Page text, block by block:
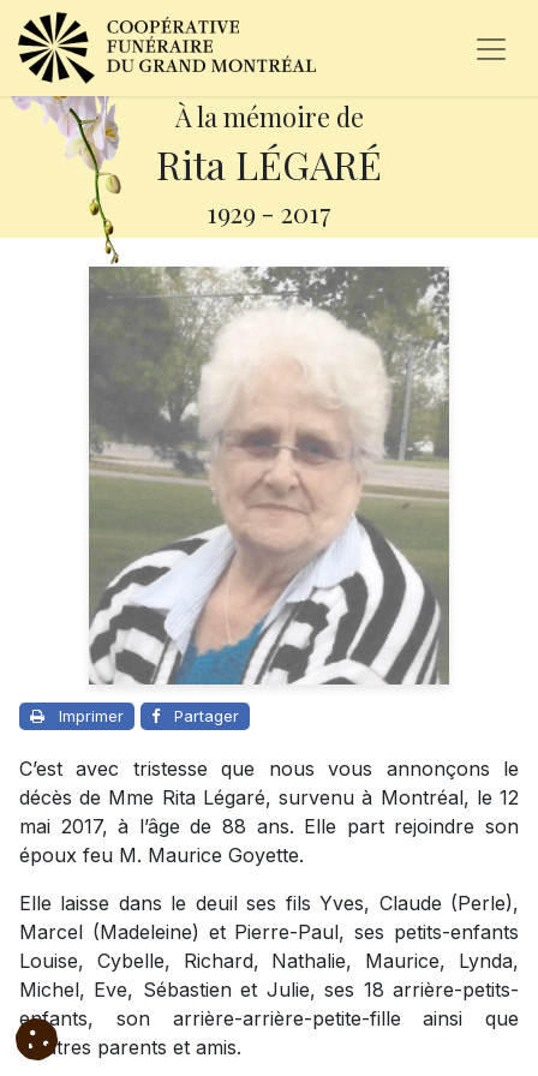
À la mémoire de
Rita LÉGARÉ
1929 - 2017
Imprimer Partager
C’est avec tristesse que nous vous annonçons le
décès de Mme Rita Légaré, survenu à Montréal, le 12
mai 2017, à l’âge de 88 ans. Elle part rejoindre son
époux feu M. Maurice Goyette.
Elle laisse dans le deuil ses fils Yves, Claude (Perle),
Marcel (Madeleine) et Pierre-Paul, ses petits-enfants
Louise, Cybelle, Richard, Nathalie, Maurice, Lynda,
Michel, Eve, Sébastien et Julie, ses 18 arrière-petits-
enfants, son arrière-arrière-petite-fille ainsi que
d’autres parents et amis.